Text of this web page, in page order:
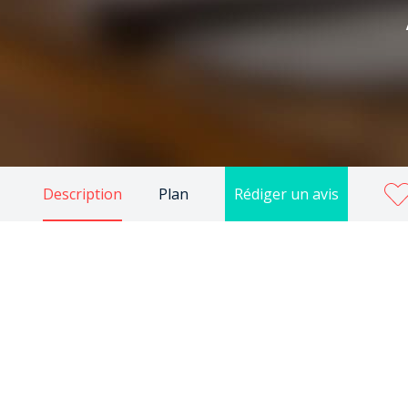
Description Plan Rédiger un avis